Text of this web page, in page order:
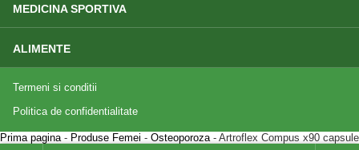
MEDICINA SPORTIVA
ALIMENTE
Termeni si conditii
Politica de confidentialitate
Prima pagina- Produse Femei - Osteoporoza- Artroflex Compus x90 capsule